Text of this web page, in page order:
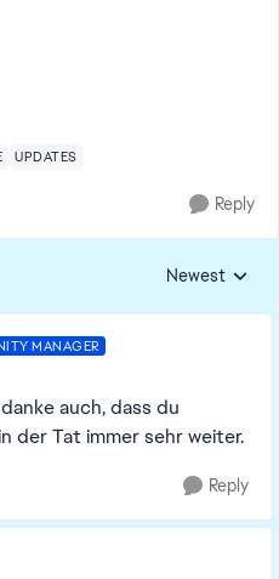
UPDATES
Reply
Replies sorted
Newest
MANAGER
auch, dass du
der Tat immer sehr weiter.
Reply